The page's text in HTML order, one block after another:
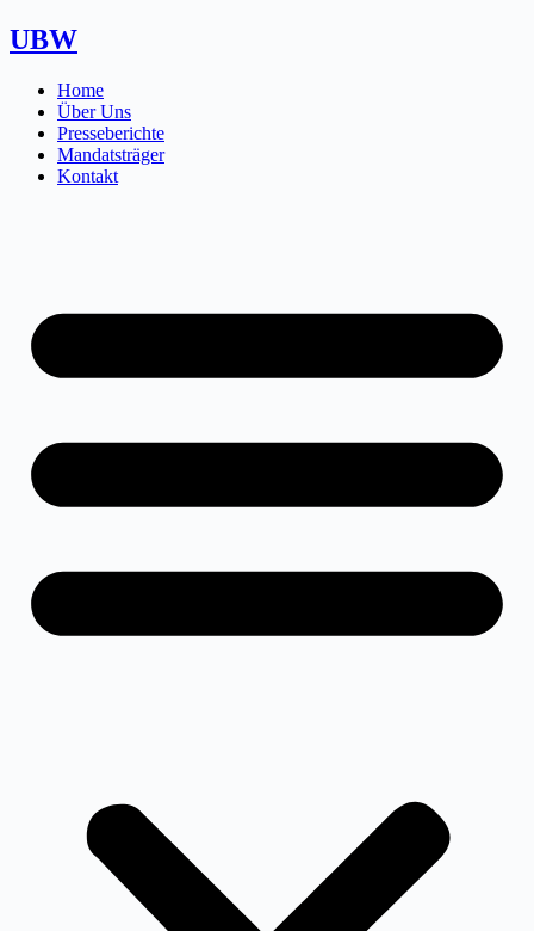
Zum
Inhalt
UBW
Home
Über Uns
Presseberichte
Mandatsträger
Kontakt